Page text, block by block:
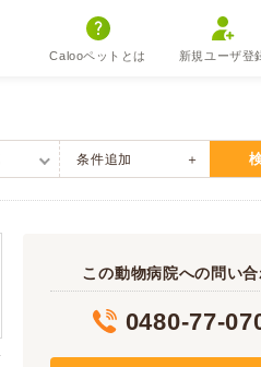
Calooペットとは 新規ユーザ登
条件追加
この動物病院への問い
0480-77-